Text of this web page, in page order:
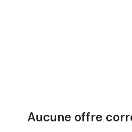
Aucune offre